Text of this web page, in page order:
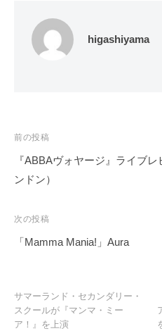
higashiyama
投
稿
ナ
ゲ
ー
ン
前の投稿
『ABBAヴォヤージ』ライブ
ンドン）
次の投稿
「Mamma Mania!」Aura
サマーランド・セカンダリー・
スクールが『マンマ・ミー
ア！』を上演